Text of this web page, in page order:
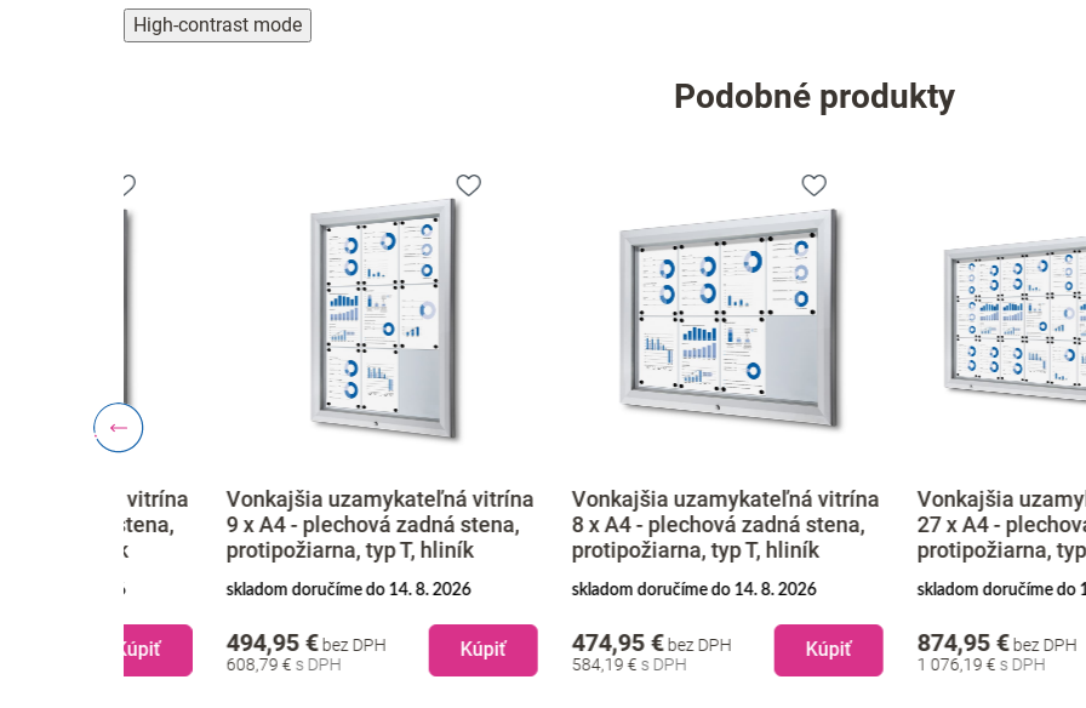
High-contrast mode
Podobné produkty
Vonkajšia uzamykateľná vitrína
9 x A4 - plechová zadná stena,
protipožiarna, typ T, hliník
skladom doručíme do 14. 8. 2026
608,79 €
494,95 €bez DPH Kúpiť
Vonkajšia uzamykateľná vitrína
8 x A4 - plechová zadná stena,
protipožiarna, typ T, hliník
skladom doručíme do 14. 8. 2026
584,19 €
474,95 €bez DPH Kúpiť
Vonkajšia uzamykateľná
27 x A4 - plechová zadná
protipožiarna, typ T, hliník
skladom doručíme do 14. 8. 2026
1 076,19 €
874,95 €bez DPH